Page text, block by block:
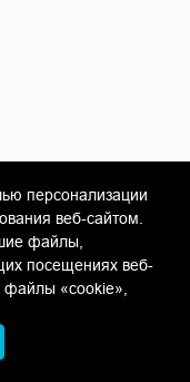
ООО «Гамма
персонализации
веб-сайтом.
файлы,
посещениях веб-
файлы «cookie»,